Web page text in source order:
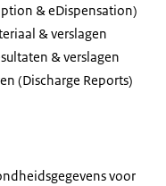
& eDispensation)
& verslagen
& verslagen
(Discharge Reports)
voor